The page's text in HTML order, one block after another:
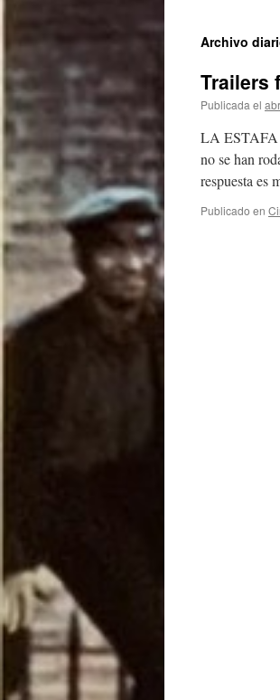
Archivo
Trailers
Publicada el
LA ESTAFA
no se han
respuesta es
Publicado en